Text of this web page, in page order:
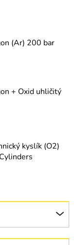
(Ar) 200 bar
+ Oxid uhličitý
kyslík (O2)